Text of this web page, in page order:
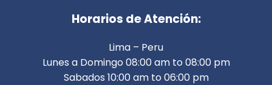
Horarios de Atención:
Lima – Peru
Lunes a Domingo 08:00 am to 08:00 pm
Sabados 10:00 am to 06:00 pm